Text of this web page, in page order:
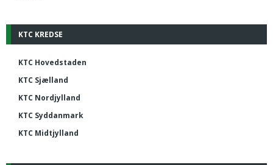
KTC KREDSE
KTC Hovedstaden
KTC Sjælland
KTC Nordjylland
KTC Syddanmark
KTC Midtjylland